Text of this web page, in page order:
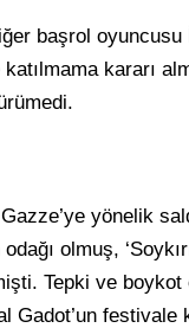
başrol
katılmama kararı
yönelik
odağı olmuş,
Tepki ve boykot
Gadot’un festivale